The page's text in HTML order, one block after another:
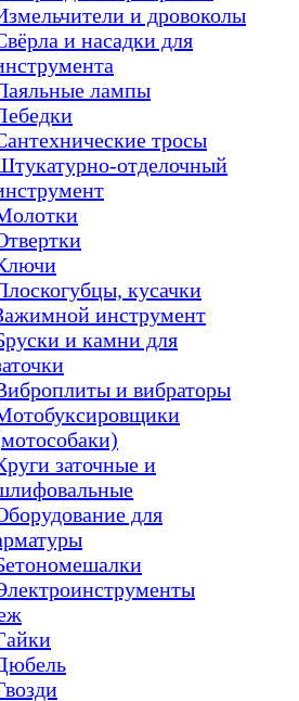
и дровоколы
и насадки для
лампы
тросы
отделочный
кусачки
инструмент
и камни для
и вибраторы
заточные и
для